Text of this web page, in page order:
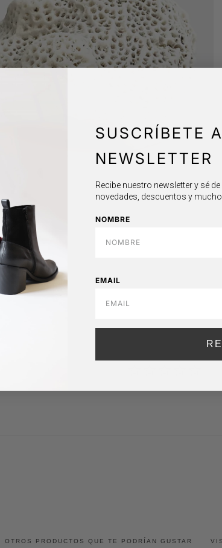
OTROS PRODUCTOS QUE TE PODRÍAN GUSTAR
SUSCRÍBETE
NEWSLETTER
Recibe nuestro newsletter y sé
novedades, descuentos y
NOMBRE
EMAIL